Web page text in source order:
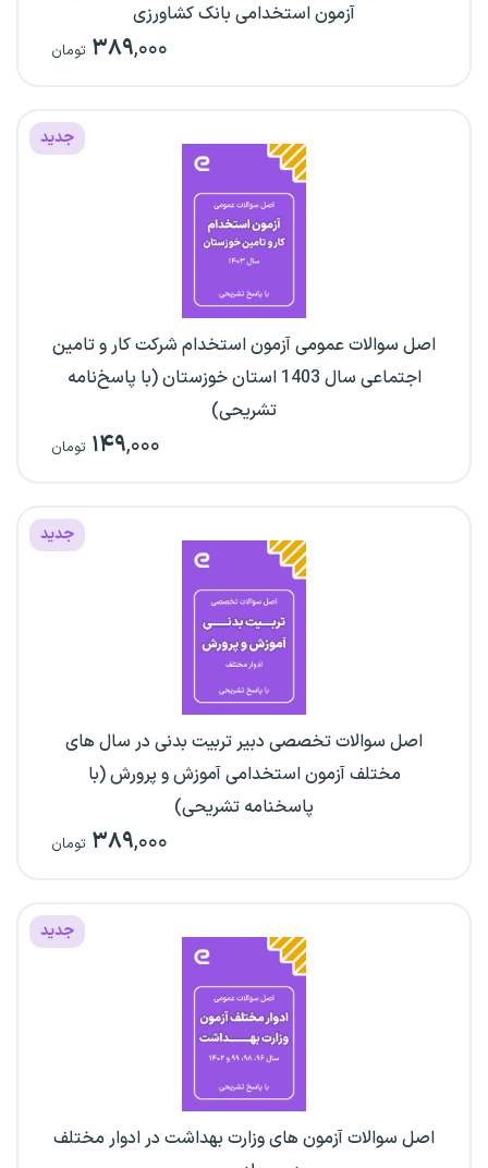
آزمون استخدامی بانک کشاورزی
۳۸۹,۰۰۰ تومان
جدید
اصل سوالات عمومی آزمون استخدام شرکت کار و تامین
اجتماعی سال 1403 استان خوزستان (با پاسخ‌نامه
تشریحی)
۱۴۹,۰۰۰ تومان
جدید
اصل سوالات تخصصی دبیر تربیت بدنی در سال های
مختلف آزمون استخدامی آموزش و پرورش (با
پاسخنامه تشریحی)
۳۸۹,۰۰۰ تومان
جدید
اصل سوالات آزمون های وزارت بهداشت در ادوار مختلف